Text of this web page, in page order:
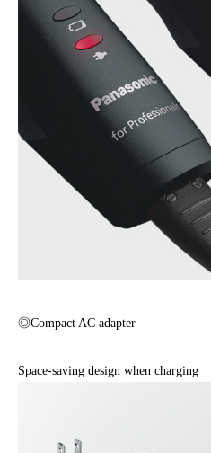
◎Compact AC adapter
Space-saving design when charging